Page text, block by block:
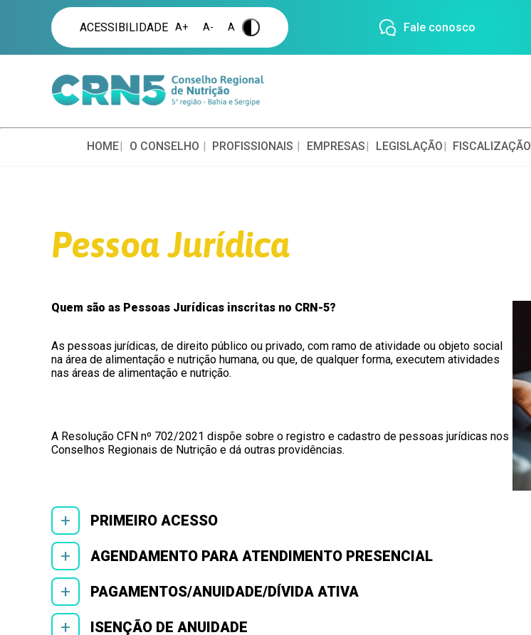
ACESSIBILIDADE A+ A- A . Fale conosco
HOME O CONSELHO PROFISSIONAIS EMPRESAS LEGISLAÇÃO FISCALIZAÇÃO
Pessoa Jurídica
Quem são as Pessoas Jurídicas inscritas no CRN-5?
As pessoas jurídicas, de direito público ou privado, com ramo de atividade ou objeto social
na área de alimentação e nutrição humana, ou que, de qualquer forma, executem atividades
nas áreas de alimentação e nutrição.
A Resolução CFN nº 702/2021 dispõe sobre o registro e cadastro de pessoas jurídicas nos
Conselhos Regionais de Nutrição e dá outras providências.
+ PRIMEIRO ACESSO
+ AGENDAMENTO PARA ATENDIMENTO PRESENCIAL
+ PAGAMENTOS/ANUIDADE/DÍVIDA ATIVA
+ ISENÇÃO DE ANUIDADE